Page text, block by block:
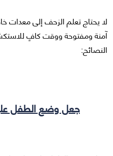
لا يحتاج تعلم الزحف إلى معدات
آمنة ومفتوحة ووقت كافٍ
النصائح:
جعل وضع الطفل